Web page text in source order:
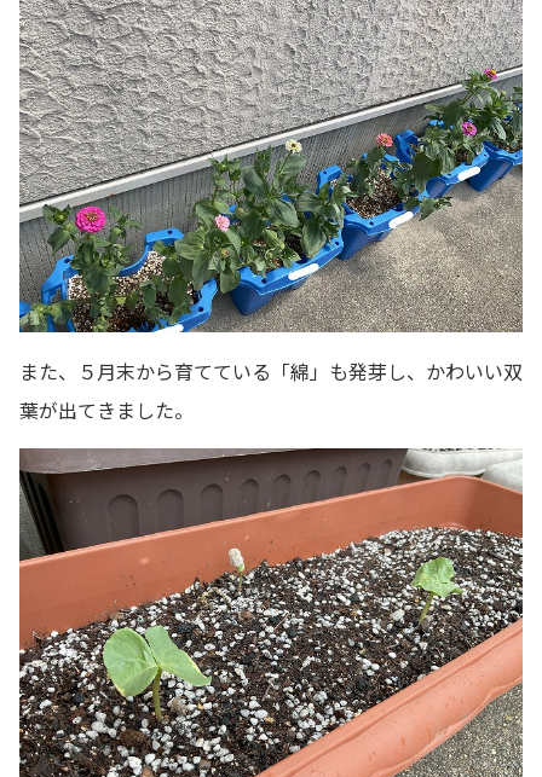
また、５月末から育てている「綿」も発芽し、かわいい双
葉が出てきました。